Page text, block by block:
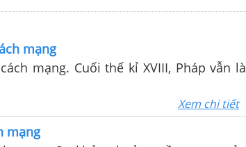
mạng
mạng. Cuối thế kỉ XVIII, Pháp vẫn là
Xem chi tiết
mạng